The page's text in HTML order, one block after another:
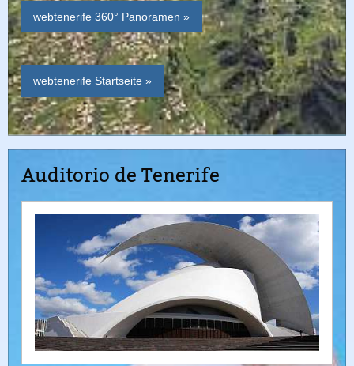
webtenerife 360° Panoramen »
webtenerife Startseite »
Auditorio de Tenerife